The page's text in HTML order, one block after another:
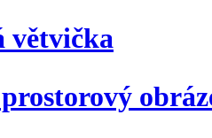
větvička